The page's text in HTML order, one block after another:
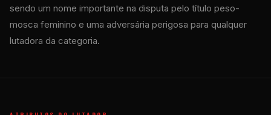
sendo um nome importante na disputa pelo título peso-
mosca feminino e uma adversária perigosa para qualquer
lutadora da categoria.